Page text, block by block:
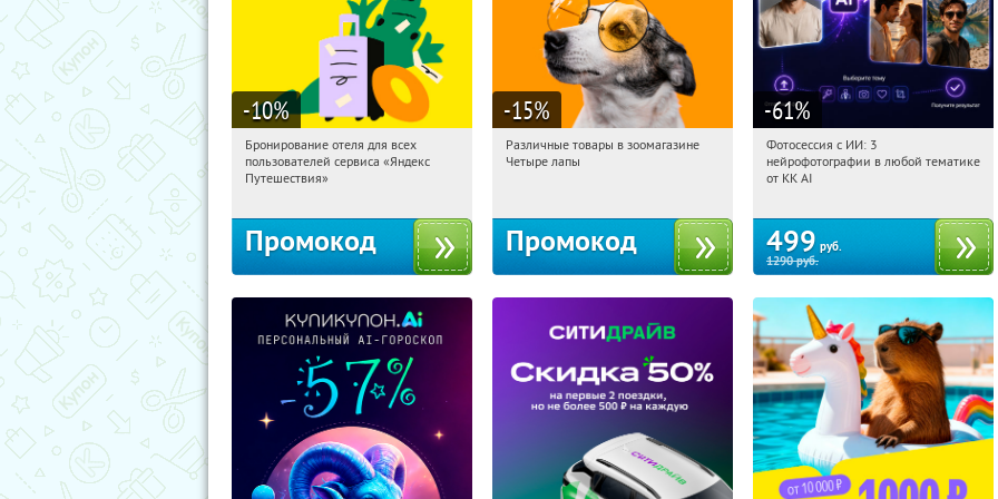
-10%
13:49:36
Получи первым!
Россия
Бронирование отеля для всех
пользователей сервиса «Яндекс
Путешествия»
Промокод
-15%
13:49:36
Получи первым!
Различные товары в зоомагазине
Четыре лапы
Промокод
-61%
13:49:36
Россия
Фотосессия с ИИ: 3
нейрофотографии в любой тематике
от KK AI
499 руб.
1290руб.